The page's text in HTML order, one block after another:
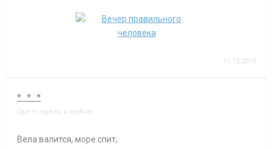
11.12.2015
* * *
Где-то здесь и сейчас
Вела валится, море спит,